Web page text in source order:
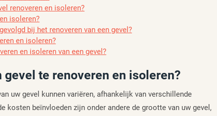
renoveren en isoleren?
isoleren?
bij het renoveren van een gevel?
en isoleren?
en isoleren van een gevel?
te renoveren en isoleren?
uw gevel kunnen variëren, afhankelijk van verschillende
kosten beïnvloeden zijn onder andere de grootte van uw gevel,